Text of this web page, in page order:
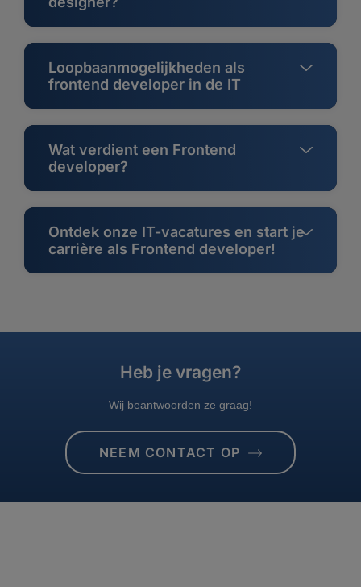
Loopbaanmogelijkheden als
frontend developer in de IT
Wat verdient een Frontend
developer?
Ontdek onze IT-vacatures en start je
carrière als Frontend developer!
Heb je vragen?
Wij beantwoorden ze graag!
NEEM CONTACT OP